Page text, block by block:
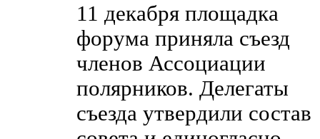
11 декабря площадка
форума приняла съезд
членов Ассоциации
полярников. Делегаты
съезда утвердили состав